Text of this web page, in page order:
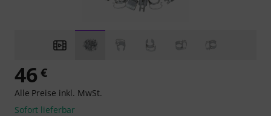
46 €
Alle Preise inkl. MwSt.
Sofort lieferbar